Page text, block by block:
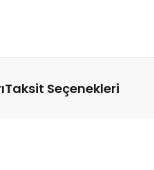
Taksit Seçenekleri